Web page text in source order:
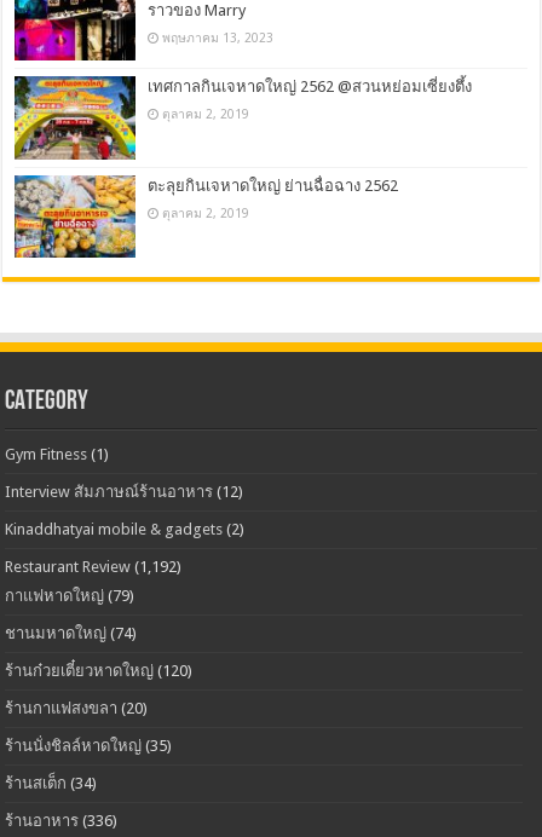
ราวของ Marry
พฤษภาคม 13, 2023
เทศกาลกินเจหาดใหญ่ 2562 @สวนหย่อมเซี่ยงตึ้ง
ตุลาคม 2, 2019
ตะลุยกินเจหาดใหญ่ ย่านฉื่อฉาง 2562
ตุลาคม 2, 2019
CATEGORY
Gym Fitness (1)
Interview สัมภาษณ์ร้านอาหาร (12)
Kinaddhatyai mobile & gadgets (2)
Restaurant Review (1,192)
กาแฟหาดใหญ่ (79)
ชานมหาดใหญ่ (74)
ร้านก๋วยเตี๋ยวหาดใหญ่ (120)
ร้านกาแฟสงขลา (20)
ร้านนั่งชิลล์หาดใหญ่ (35)
ร้านสเต็ก (34)
ร้านอาหาร (336)